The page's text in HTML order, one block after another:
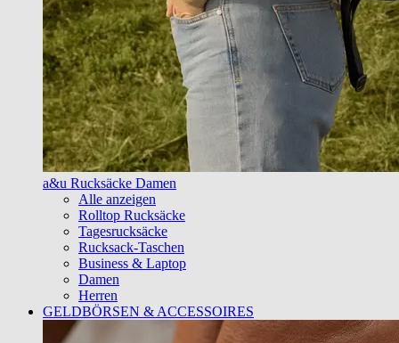
a&u Rucksäcke Damen
Alle anzeigen
Rolltop Rucksäcke
Tagesrucksäcke
Rucksack-Taschen
Business & Laptop
Damen
Herren
GELDBÖRSEN & ACCESSOIRES